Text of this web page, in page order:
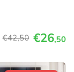
€42,50 €26,50